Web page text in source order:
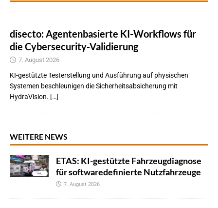
disecto: Agentenbasierte KI-Workflows für
die Cybersecurity-Validierung
7. August 2026
KI-gestützte Testerstellung und Ausführung auf physischen
Systemen beschleunigen die Sicherheitsabsicherung mit
HydraVision. […]
WEITERE NEWS
ETAS: KI-gestützte Fahrzeugdiagnose
für softwaredefinierte Nutzfahrzeuge
7. August 2026